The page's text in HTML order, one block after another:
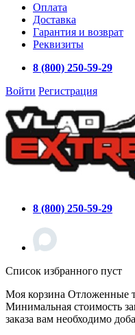
Оплата
Доставка
Гарантия и возврат
Реквизиты
8 (800) 250-59-29
Войти Регистрация
8 (800) 250-59-29
Список избранного пуст
Моя корзина Отложенные
Минимальная стоимость
заказа вам необходимо